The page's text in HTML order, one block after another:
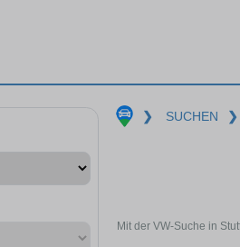
❯ SUCHEN ❯
Mit der VW-Suche in